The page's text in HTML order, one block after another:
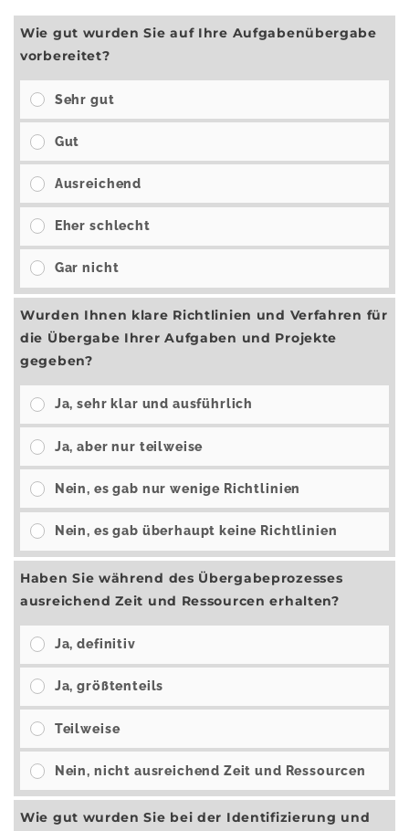
Wie gut wurden Sie auf Ihre Aufgabenübergabe
vorbereitet?
Sehr gut
Gut
Ausreichend
Eher schlecht
Gar nicht
Wurden Ihnen klare Richtlinien und Verfahren für
die Übergabe Ihrer Aufgaben und Projekte
gegeben?
Ja, sehr klar und ausführlich
Ja, aber nur teilweise
Nein, es gab nur wenige Richtlinien
Nein, es gab überhaupt keine Richtlinien
Haben Sie während des Übergabeprozesses
ausreichend Zeit und Ressourcen erhalten?
Ja, definitiv
Ja, größtenteils
Teilweise
Nein, nicht ausreichend Zeit und Ressourcen
Wie gut wurden Sie bei der Identifizierung und